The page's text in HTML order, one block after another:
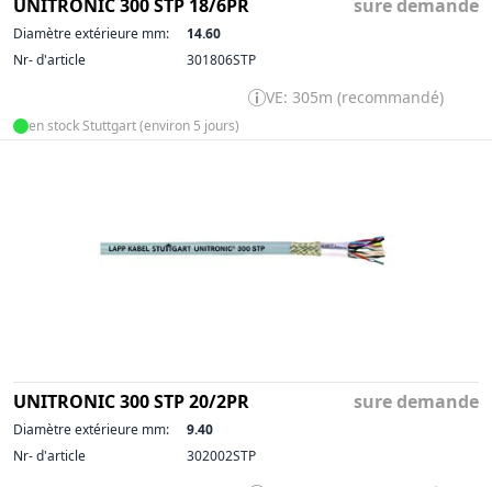
UNITRONIC 300 STP 18/6PR sure demande
Diamètre extérieure mm:
14.60
Nr- d'article
301806STP
VE: 305m (recommandé)
en stock Stuttgart (environ 5 jours)
UNITRONIC 300 STP 20/2PR sure demande
Diamètre extérieure mm:
9.40
Nr- d'article
302002STP